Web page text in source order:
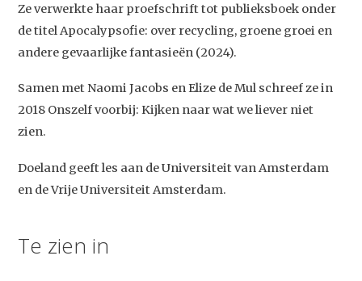
Studium Generale
Home
Video
Podcast
Ze verwerkte haar proefschrift tot publieksboek onder
de titel Apocalypsofie: over recycling, groene groei en
andere gevaarlijke fantasieën (2024).
Samen met Naomi Jacobs en Elize de Mul schreef ze in
2018 Onszelf voorbij: Kijken naar wat we liever niet
zien.
Doeland geeft les aan de Universiteit van Amsterdam
en de Vrije Universiteit Amsterdam.
Te zien in